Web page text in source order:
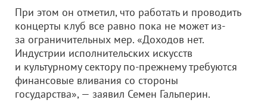
При этом он отметил, что работать и проводить
концерты клуб все равно пока не может из-
за ограничительных мер. «Доходов нет.
Индустрии исполнительских искусств
и культурному сектору по-прежнему требуются
финансовые вливания со стороны
государства», — заявил Семен Гальперин.